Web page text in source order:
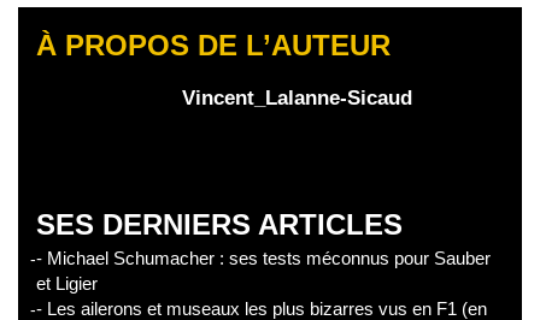
À PROPOS DE L’AUTEUR
Vincent_Lalanne-Sicaud
SES DERNIERS ARTICLES
- Michael Schumacher : ses tests méconnus pour Sauber
et Ligier
- Les ailerons et museaux les plus bizarres vus en F1 (en